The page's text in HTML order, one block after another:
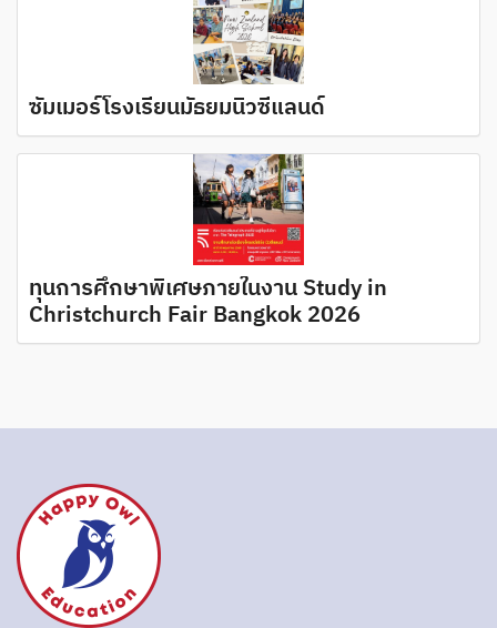
ซัมเมอร์โรงเรียนมัธยมนิวซีแลนด์
ทุนการศึกษาพิเศษภายในงาน Study in
Christchurch Fair Bangkok 2026